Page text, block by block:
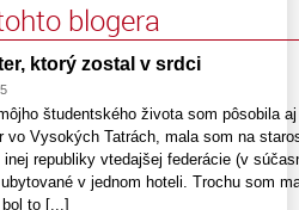
blogera
ktorý zostal v srdci
študentského života som pôsobila
vo Vysokých Tatrách, mala som na
inej republiky vtedajšej federácie (v
v jednom hoteli. Trochu som
to [...]